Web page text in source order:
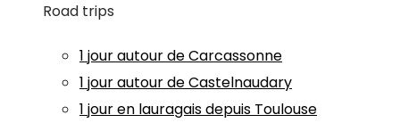
Road trips
1 jour autour de Carcassonne
1 jour autour de Castelnaudary
1 jour en lauragais depuis Toulouse